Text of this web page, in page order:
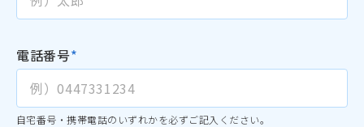
電話番号*
自宅番号・携帯電話のいずれかを必ずご記入ください。